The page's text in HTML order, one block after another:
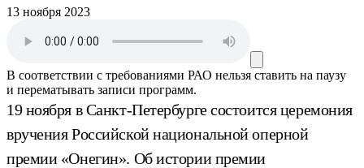
13 ноября 2023
В соответствии с требованиями РАО нельзя ставить на паузу
и перематывать записи программ.
19 ноября в Санкт-Петербурге состоится церемония
вручения Российской национальной оперной
премии «Онегин». Об истории премии